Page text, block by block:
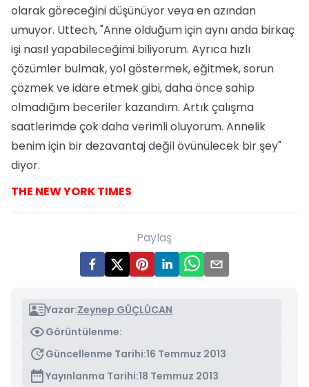
olarak göreceğini düşünüyor veya en azından
umuyor. Uttech, "Anne olduğum için aynı anda birkaç
işi nasıl yapabileceğimi biliyorum. Ayrıca hızlı
çözümler bulmak, yol göstermek, eğitmek, sorun
çözmek ve idare etmek gibi, daha önce sahip
olmadığım beceriler kazandım. Artık çalışma
saatlerimde çok daha verimli oluyorum. Annelik
benim için bir dezavantaj değil övünülecek bir şey"
diyor.
THE NEW YORK TIMES
Paylaş
Yazar:Zeynep GÜÇLÜCAN
Görüntülenme:
Güncellenme Tarihi:16 Temmuz 2013
Yayınlanma Tarihi:18 Temmuz 2013